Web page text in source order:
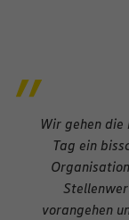
Wir gehen
Tag ein
vorangehen